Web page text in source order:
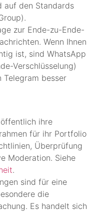
auf den Standards
zur Ende-zu-Ende-
Wenn Ihnen
ist, sind WhatsApp
Verschlüsselung)
Telegram besser
ihre
für ihr Portfolio
Überprüfung
Moderation. Siehe
.
sind für eine
die
Es handelt sich